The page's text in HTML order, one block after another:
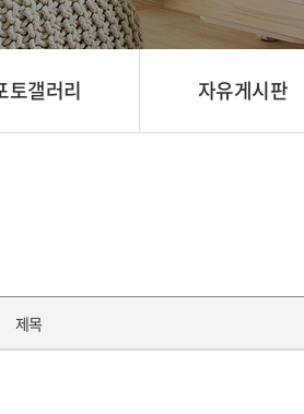
토갤러리 자유게시판
제목